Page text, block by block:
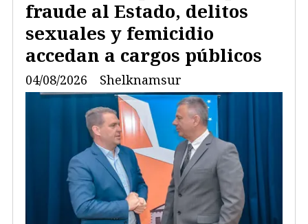
fraude al Estado, delitos
sexuales y femicidio
accedan a cargos públicos
Shelknamsur
04/08/2026